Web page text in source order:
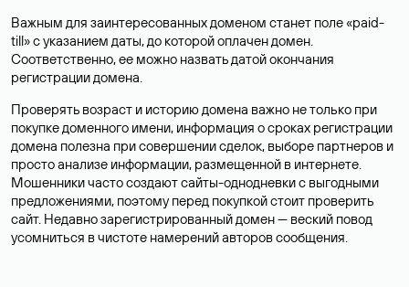
Важным для заинтересованных доменом станет поле «paid-
till» с указанием даты, до которой оплачен домен.
Соответственно, ее можно назвать датой окончания
регистрации домена.
Проверять возраст и историю домена важно не только при
покупке доменного имени, информация о сроках регистрации
домена полезна при совершении сделок, выборе партнеров и
просто анализе информации, размещенной в интернете.
Мошенники часто создают сайты-однодневки с выгодными
предложениями, поэтому перед покупкой стоит проверить
сайт. Недавно зарегистрированный домен — веский повод
усомниться в чистоте намерений авторов сообщения.